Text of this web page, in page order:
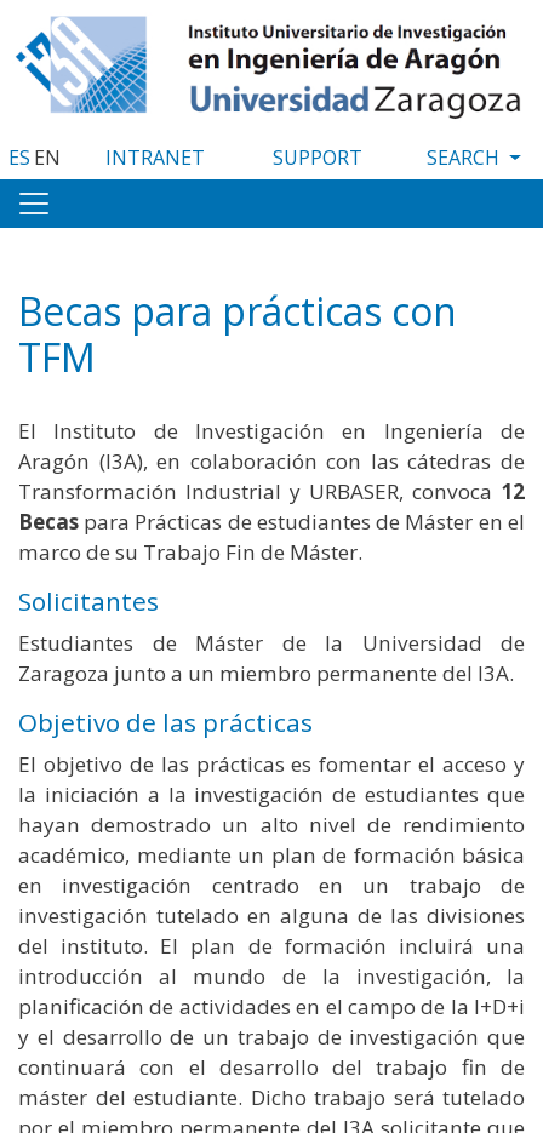
to
main
content
ES EN INTRANET SUPPORT
Becas para prácticas con
TFM
El Instituto de Investigación en Ingeniería de
Aragón (I3A), en colaboración con las cátedras de
Transformación Industrial y URBASER, convoca 12
Becas para Prácticas de estudiantes de Máster en el
marco de su Trabajo Fin de Máster.
Solicitantes
Estudiantes de Máster de la Universidad de
Zaragoza junto a un miembro permanente del I3A.
Objetivo de las prácticas
El objetivo de las prácticas es fomentar el acceso y
la iniciación a la investigación de estudiantes que
hayan demostrado un alto nivel de rendimiento
académico, mediante un plan de formación básica
en investigación centrado en un trabajo de
investigación tutelado en alguna de las divisiones
del instituto. El plan de formación incluirá una
introducción al mundo de la investigación, la
planificación de actividades en el campo de la I+D+i
y el desarrollo de un trabajo de investigación que
continuará con el desarrollo del trabajo fin de
máster del estudiante. Dicho trabajo será tutelado